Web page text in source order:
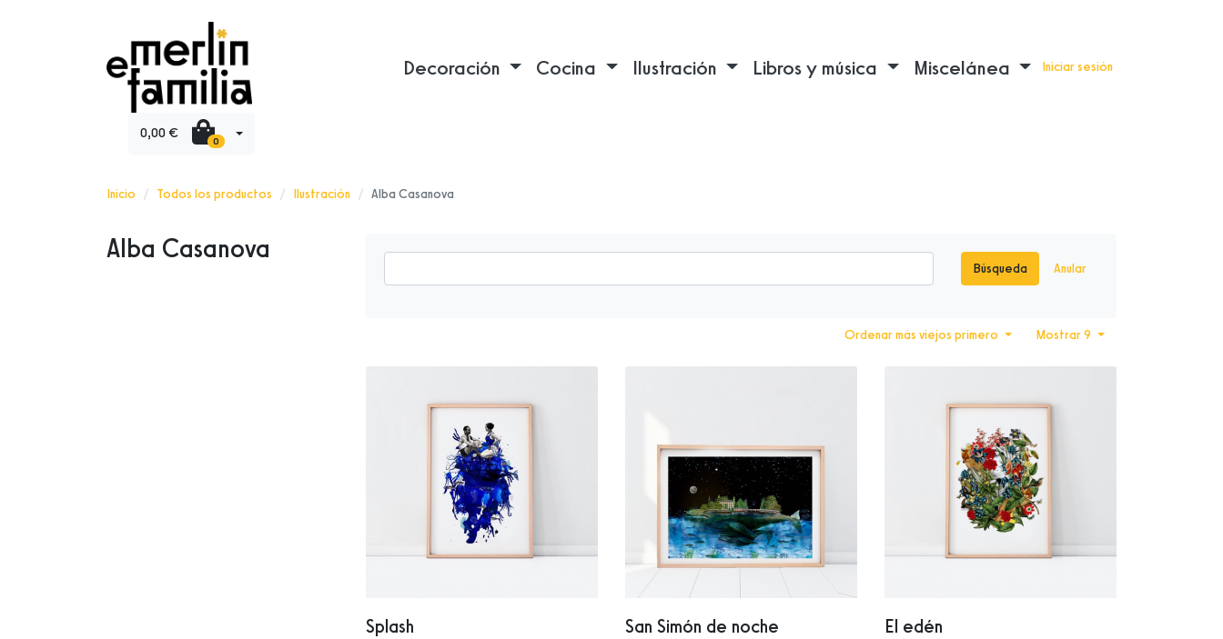
Decoración Cocina Ilustración Libros y música Miscelánea Iniciar sesión
0,00 € 0
Inicio Todos los productos Ilustración Alba Casanova
Alba Casanova
Búsqueda Anular
Mostrar 9
Ordenar más viejos primero
Splash San Simón de noche El edén